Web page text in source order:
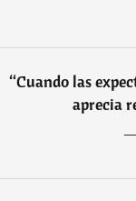
“Cuando las
aprecia